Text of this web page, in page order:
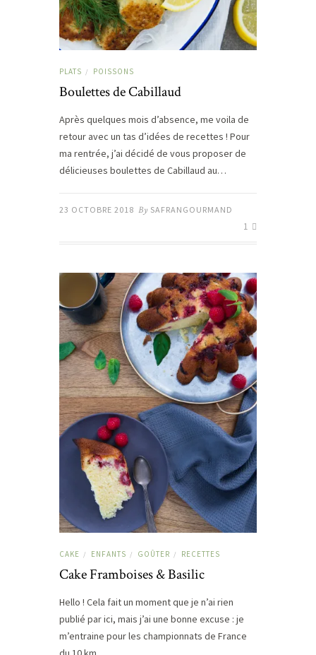
PLATS / POISSONS
Boulettes de Cabillaud
Après quelques mois d’absence, me voila de
retour avec un tas d’idées de recettes ! Pour
ma rentrée, j’ai décidé de vous proposer de
délicieuses boulettes de Cabillaud au…
23 OCTOBRE 2018 By SAFRANGOURMAND
1
CAKE / ENFANTS / GOÛTER / RECETTES
Cake Framboises & Basilic
Hello ! Cela fait un moment que je n’ai rien
publié par ici, mais j’ai une bonne excuse : je
m’entraine pour les championnats de France